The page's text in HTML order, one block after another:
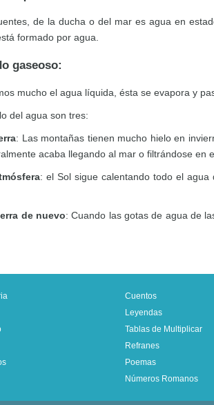
de la ducha o del mar es agua en
formado por agua.
gaseoso:
mucho el agua líquida, ésta se evapora y
del agua son tres:
: Las montañas tienen mucho hielo en
acaba llegando al mar o filtrándose en
: el Sol sigue calentando todo el
de nuevo: Cuando las gotas de agua de
Cuentos
Leyendas
Tablas de Multiplicar
Refranes
Poemas
Números Romanos